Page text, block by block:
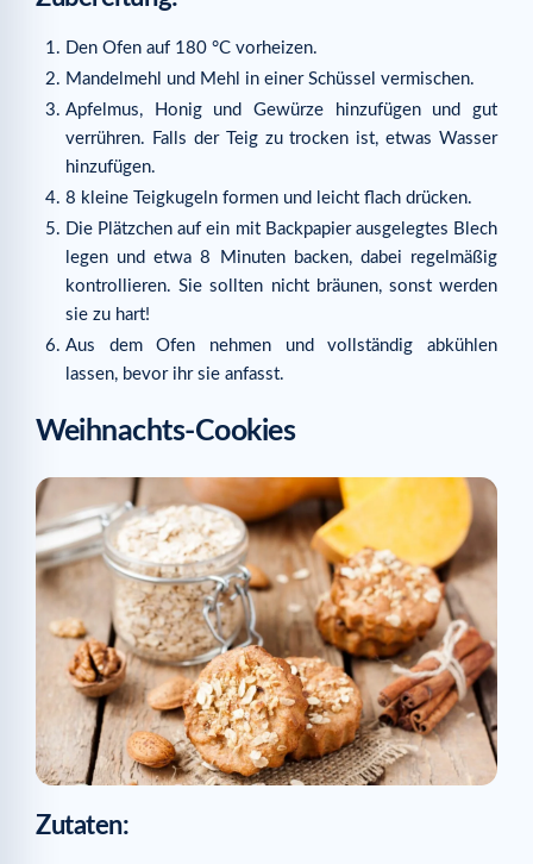
Den Ofen auf 180 °C vorheizen.
Mandelmehl und Mehl in einer Schüssel vermischen.
Apfelmus, Honig und Gewürze hinzufügen und gut
verrühren. Falls der Teig zu trocken ist, etwas Wasser
hinzufügen.
8 kleine Teigkugeln formen und leicht flach drücken.
Die Plätzchen auf ein mit Backpapier ausgelegtes Blech
legen und etwa 8 Minuten backen, dabei regelmäßig
kontrollieren. Sie sollten nicht bräunen, sonst werden
sie zu hart!
Aus dem Ofen nehmen und vollständig abkühlen
lassen, bevor ihr sie anfasst.
Weihnachts-Cookies
Zutaten: